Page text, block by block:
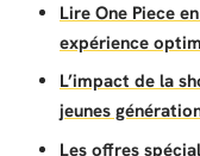
Lire One Piece
expérience
L’impact de la
jeunes
Les offres